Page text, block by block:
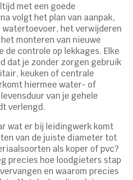
met een goede
volgt het plan van aanpak,
het verwijderen
monteren van nieuwe
de controle op lekkages. Elke
dat je zonder zorgen gebruik
keuken of centrale
hiermee water- of
van je gehele
verlengd.
wat er bij leidingwerk komt
van de juiste diameter tot
als koper of pvc?
precies hoe loodgieters stap
en waarom precies